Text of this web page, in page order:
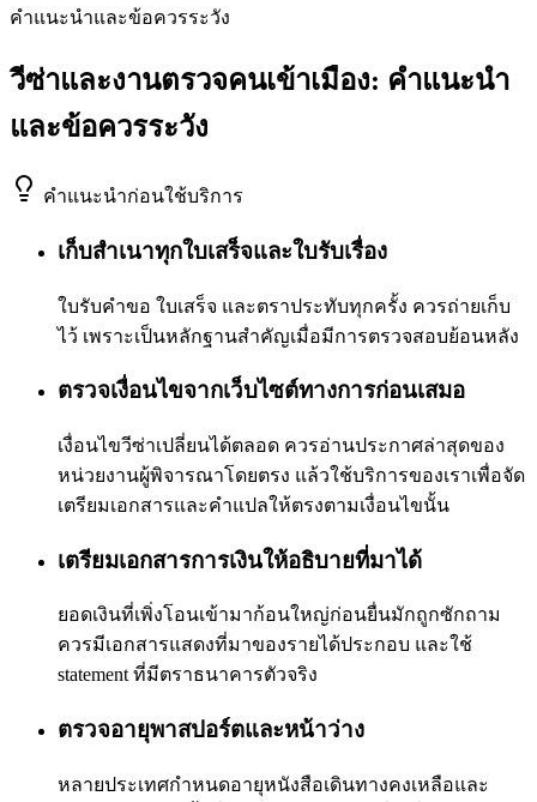
คำแนะนำและข้อควรระวัง
วีซ่าและงานตรวจคนเข้าเมือง: คำแนะนำ
และข้อควรระวัง
คำแนะนำก่อนใช้บริการ
เก็บสำเนาทุกใบเสร็จและใบรับเรื่อง
ใบรับคำขอ ใบเสร็จ และตราประทับทุกครั้ง ควรถ่ายเก็บ
ไว้ เพราะเป็นหลักฐานสำคัญเมื่อมีการตรวจสอบย้อนหลัง
ตรวจเงื่อนไขจากเว็บไซต์ทางการก่อนเสมอ
เงื่อนไขวีซ่าเปลี่ยนได้ตลอด ควรอ่านประกาศล่าสุดของ
หน่วยงานผู้พิจารณาโดยตรง แล้วใช้บริการของเราเพื่อจัด
เตรียมเอกสารและคำแปลให้ตรงตามเงื่อนไขนั้น
เตรียมเอกสารการเงินให้อธิบายที่มาได้
ยอดเงินที่เพิ่งโอนเข้ามาก้อนใหญ่ก่อนยื่นมักถูกซักถาม
ควรมีเอกสารแสดงที่มาของรายได้ประกอบ และใช้
statement ที่มีตราธนาคารตัวจริง
ตรวจอายุพาสปอร์ตและหน้าว่าง
หลายประเทศกำหนดอายุหนังสือเดินทางคงเหลือและ